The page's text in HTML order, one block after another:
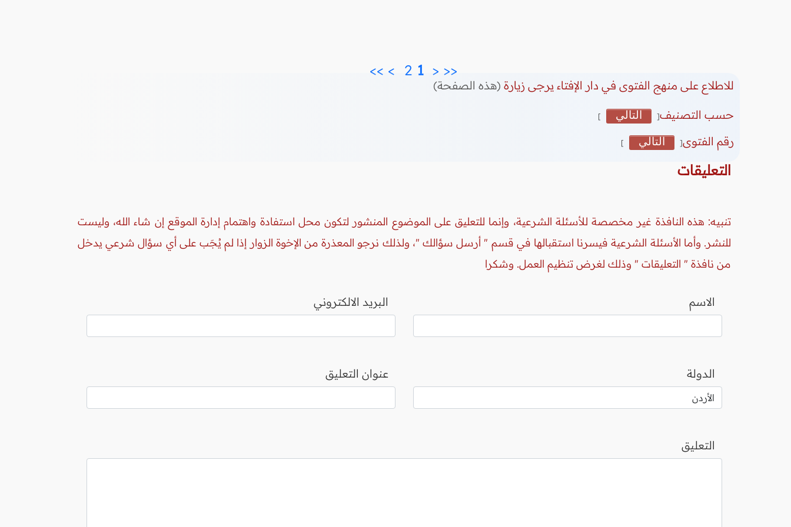
<<
<
2
>
>>
للاطلاع على منهج الفتوى في دار الإفتاء يرجى زيارة (هذه الصفحة)
حسب التصنيف[ التالي ]
رقم الفتوى[ التالي ]
التعليقات
تنبيه: هذه النافذة غير مخصصة للأسئلة الشرعية، وإنما للتعليق على الموضوع المنشور لتكون محل استفادة واهتمام إدارة الموقع إن شاء الله، وليست
للنشر. وأما الأسئلة الشرعية فيسرنا استقبالها في قسم " أرسل سؤالك "، ولذلك نرجو المعذرة من الإخوة الزوار إذا لم يُجَب على أي سؤال شرعي يدخل
من نافذة " التعليقات " وذلك لغرض تنظيم العمل. وشكرا
الاسم البريد الالكتروني
الدولة عنوان التعليق
التعليق